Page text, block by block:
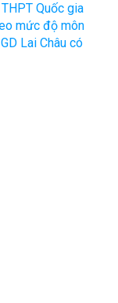
Quốc gia
mức độ môn
Lai Châu có